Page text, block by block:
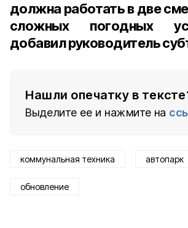
должна работать в две
сложных погодных
добавил руководитель
Нашли опечатку в
Выделите ее и нажмите на
коммунальная техника автопарк
обновление